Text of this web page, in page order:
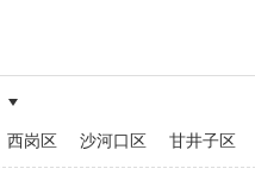
西岗区 沙河口区 甘井子区